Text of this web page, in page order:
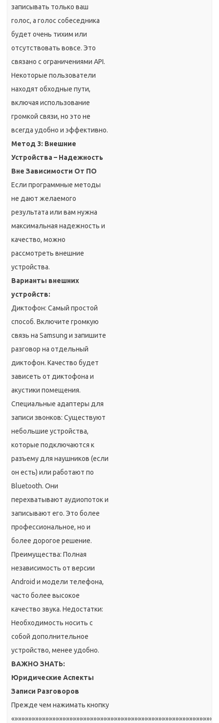
записывать только ваш
голос, а голос собеседника
будет очень тихим или
отсутствовать вовсе. Это
связано с ограничениями API.
Некоторые пользователи
находят обходные пути,
включая использование
громкой связи, но это не
всегда удобно и эффективно.
Метод 3: Внешние
Устройства – Надежность
Вне Зависимости От ПО
Если программные методы
не дают желаемого
результата или вам нужна
максимальная надежность и
качество, можно
рассмотреть внешние
устройства.
Варианты внешних
устройств:
Диктофон: Самый простой
способ. Включите громкую
связь на Samsung и запишите
разговор на отдельный
диктофон. Качество будет
зависеть от диктофона и
акустики помещения.
Специальные адаптеры для
записи звонков: Существуют
небольшие устройства,
которые подключаются к
разъему для наушников (если
он есть) или работают по
Bluetooth. Они
перехватывают аудиопоток и
записывают его. Это более
профессиональное, но и
более дорогое решение.
Преимущества: Полная
независимость от версии
Android и модели телефона,
часто более высокое
качество звука. Недостатки:
Необходимость носить с
собой дополнительное
устройство, менее удобно.
ВАЖНО ЗНАТЬ:
Юридические Аспекты
Записи Разговоров
Прежде чем нажимать кнопку